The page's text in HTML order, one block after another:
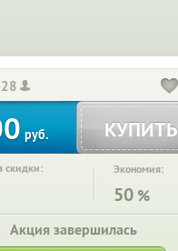
руб. КУПИТЬ
скидки: Экономия:
50 %
Акция завершилась